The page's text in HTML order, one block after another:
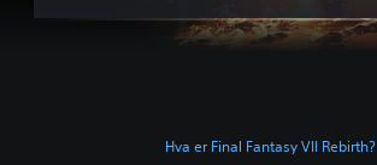
Hva er Final Fantasy VII Rebirth?